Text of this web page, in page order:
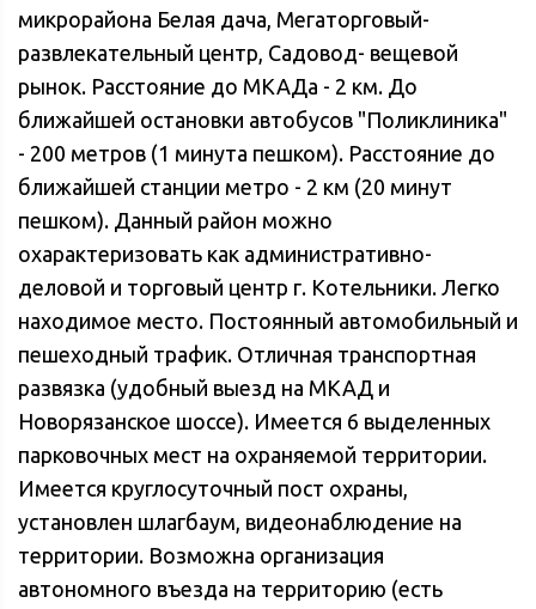
микрорайона Белая дача, Мегаторговый-
развлекательный центр, Садовод- вещевой
рынок. Расстояние до МКАДа - 2 км. До
ближайшей остановки автобусов "Поликлиника"
- 200 метров (1 минута пешком). Расстояние до
ближайшей станции метро - 2 км (20 минут
пешком). Данный район можно
охарактеризовать как административно-
деловой и торговый центр г. Котельники. Легко
находимое место. Постоянный автомобильный и
пешеходный трафик. Отличная транспортная
развязка (удобный выезд на МКАД и
Новорязанское шоссе). Имеется 6 выделенных
парковочных мест на охраняемой территории.
Имеется круглосуточный пост охраны,
установлен шлагбаум, видеонаблюдение на
территории. Возможна организация
автономного въезда на территорию (есть